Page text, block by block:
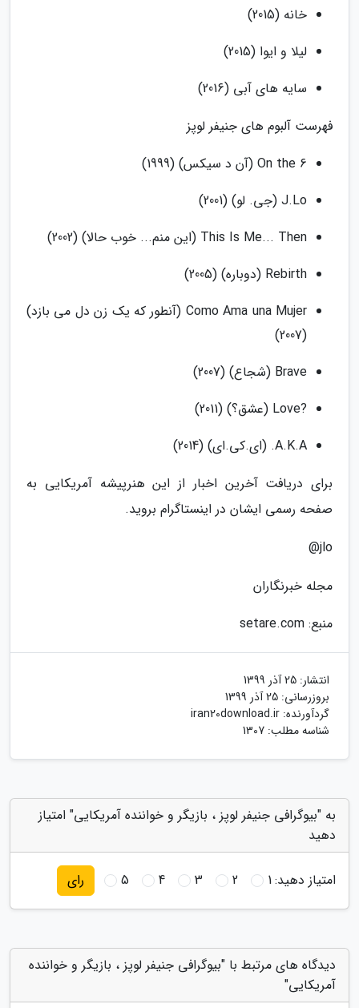
خانه (2015)
لیلا و ایوا (2015)
سایه های آبی (2016)
فهرست آلبوم های جنیفر لوپز
On the 6 (آن د سیکس) (1999)
J.Lo (جی. لو) (2001)
This Is Me... Then (این منم... خوب حالا) (2002)
Rebirth (دوباره) (2005)
Como Ama una Mujer (آنطور که یک زن دل می بازد)
(2007)
Brave (شجاع) (2007)
?Love (عشق؟) (2011)
A.K.A. (ای.کی.ای) (2014)
برای دریافت آخرین اخبار از این هنرپیشه آمریکایی به
صفحه رسمی ایشان در اینستاگرام بروید.
jlo@
مجله خبرنگاران
منبع: setare.com
انتشار: 25 آذر 1399
بروزرسانی: 25 آذر 1399
گردآورنده: iran20download.ir
شناسه مطلب: 1307
به "بیوگرافی جنیفر لوپز ، بازیگر و خواننده آمریکایی" امتیاز
دهید
امتیاز دهید:1
2
3
4
5 رای
دیدگاه های مرتبط با "بیوگرافی جنیفر لوپز ، بازیگر و خواننده
آمریکایی"